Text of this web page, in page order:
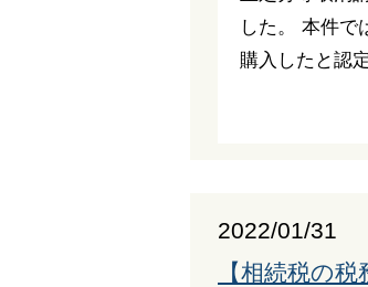
した。 本件で
購入したと認
2022/01/31
【相続税の